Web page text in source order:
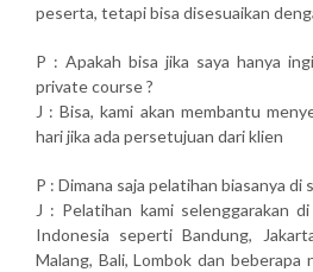
peserta, tetapi bisa disesuaikan
P : Apakah bisa jika saya hanya
private course ?
J : Bisa, kami akan membantu
hari jika ada persetujuan dari klien
P : Dimana saja pelatihan biasanya di
J : Pelatihan kami selenggarakan
Indonesia seperti Bandung,
Malang, Bali, Lombok dan beberapa